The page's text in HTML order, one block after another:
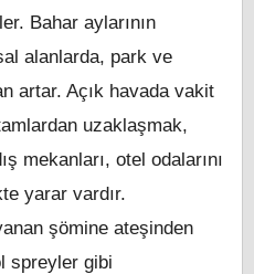
Bahar aylarının
alanlarda, park ve
artar. Açık havada vakit
uzaklaşmak,
mekanları, otel odalarını
yarar vardır.
şömine ateşinden
spreyler gibi